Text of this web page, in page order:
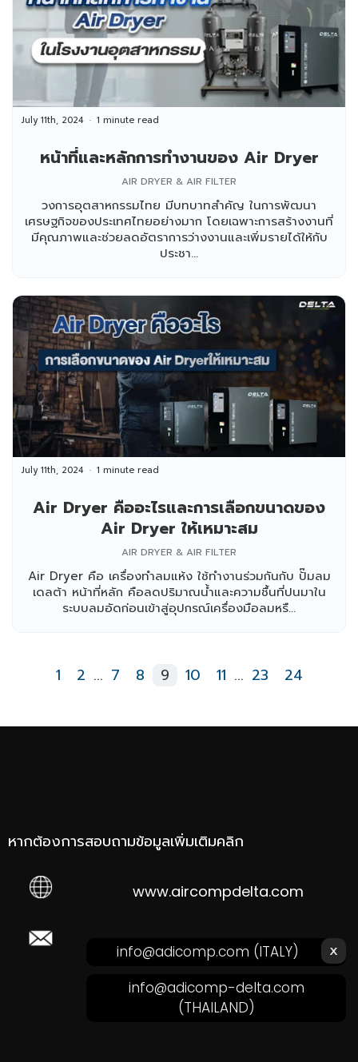
หน้าที่และหลักการทำงานของ Air Dryer
July 11th, 2024 1 minute read
AIR DRYER & AIR FILTER
วงการอุตสาหกรรมไทย มีบทบาทสำคัญ ในการพัฒนา
เศรษฐกิจของประเทศไทยอย่างมาก โดยเฉพาะการสร้างงานที่
มีคุณภาพและช่วยลดอัตราการว่างงานและเพิ่มรายได้ให้กับ
ประชา...
Air Dryer คืออะไรและการเลือกขนาดของ
Air Dryer ให้เหมาะสม
July 11th, 2024 1 minute read
AIR DRYER & AIR FILTER
Air Dryer คือ เครื่องทำลมแห้ง ใช้ทำงานร่วมกันกับ ปั๊มลม
เดลต้า หน้าที่หลัก คือลดปริมาณน้ำและความชื้นที่ปนมาใน
ระบบลมอัดก่อนเข้าสู่อุปกรณ์เครื่องมือลมหรื...
1 2 ... 7 8 9 10 11 ... 23 24
หากต้องการสอบถามข้อมูลเพิ่มเติมคลิก
www.aircompdelta.com
ส่งอีเมลหาเรา คลิก! x
info@adicomp.com (ITALY)
info@adicomp-delta.com
(THAILAND)